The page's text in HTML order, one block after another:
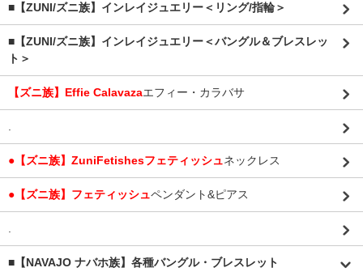
■【ZUNI/ズニ族】インレイジュエリー＜リング/指輪＞
■【ZUNI/ズニ族】インレイジュエリー＜バングル＆ブレスレッ
ト＞
【ズニ族】Effie Calavazaエフィー・カラバサ
●【ズニ族】ZuniFetishesフェティッシュネックレス
●【ズニ族】フェティッシュペンダント&ピアス
■【NAVAJO ナバホ族】各種バングル・ブレスレット